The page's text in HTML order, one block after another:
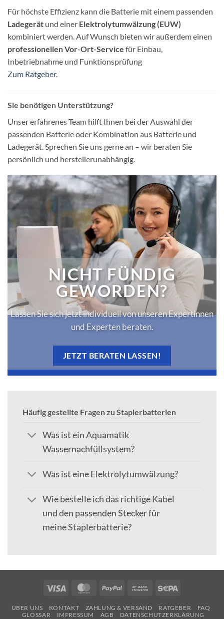
Für höchste Effizienz kann die Batterie mit einem passenden
Ladegerät und einer Elektrolytumwälzung (EUW)
kombiniert werden. Auf Wunsch bieten wir außerdem einen
professionellen Vor-Ort-Service für Einbau,
Inbetriebnahme und Funktionsprüfung
Zum Ratgeber.
Sie benötigen Unterstützung?
Unser erfahrenes Team hilft Ihnen bei der Auswahl der
passenden Batterie oder Kombination aus Batterie und
Ladegerät. Sprechen Sie uns gerne an – wir beraten Sie
persönlich und herstellerunabhängig.
NICHT FÜNDIG
GEWORDEN?
Lassen Sie sich jetzt individuell von unseren Expertinnen
und Experten beraten.
JETZT BERATEN LASSEN!
Häufig gestellte Fragen zu Staplerbatterien
Was ist ein Aquamatik
Wassernachfüllsystem?
Was ist eine Elektrolytumwälzung?
Wie bestelle ich das richtige Kabel
und den passenden Stecker für
meine Staplerbatterie?
Visa MasterCardPayPal
Bank
ÜBER UNS KONTAKT ZAHLUNG & VERSAND RATGEBER
FAQ
GLOSSAR
IMPRESSUM AGB DATENSCHUTZERKLÄRUNG